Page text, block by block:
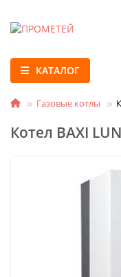
КАТАЛОГ
Газовые котлы
Котел BAXI